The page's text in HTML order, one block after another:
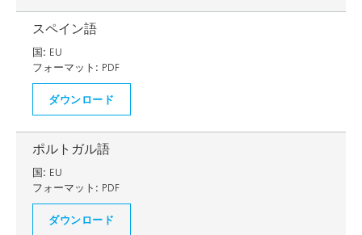
スペイン語
国: EU
フォーマット: PDF
ダウンロード
ポルトガル語
国: EU
フォーマット: PDF
ダウンロード